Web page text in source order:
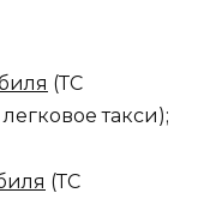
(ТС
такси);
(ТС